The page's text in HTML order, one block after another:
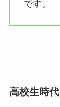
です。
高校生時代